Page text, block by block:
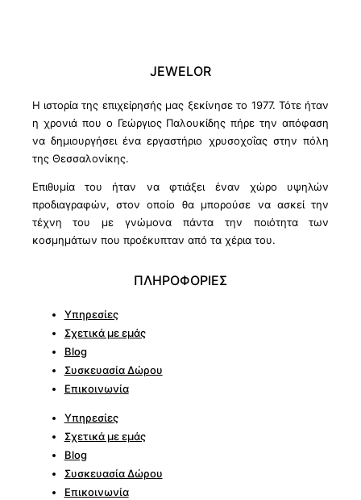
JEWELOR
Η ιστορία της επιχείρησής μας ξεκίνησε το 1977. Τότε ήταν
η χρονιά που ο Γεώργιος Παλουκίδης πήρε την απόφαση
να δημιουργήσει ένα εργαστήριο χρυσοχοΐας στην πόλη
της Θεσσαλονίκης.
Επιθυμία του ήταν να φτιάξει έναν χώρο υψηλών
προδιαγραφών, στον οποίο θα μπορούσε να ασκεί την
τέχνη του με γνώμονα πάντα την ποιότητα των
κοσμημάτων που προέκυπταν από τα χέρια του.
ΠΛΗΡΟΦΟΡΙΕΣ
Υπηρεσίες
Σχετικά με εμάς
Blog
Συσκευασία Δώρου
Επικοινωνία
Υπηρεσίες
Σχετικά με εμάς
Blog
Συσκευασία Δώρου
Επικοινωνία